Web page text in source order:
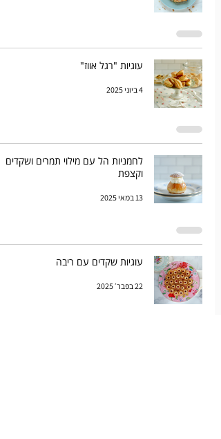
עוגיות "רגל אווז"
4 ביוני 2025
לחמניות הל עם מילוי תמרים ושקדים
וקצפת
13 במאי 2025
עוגיות שקדים עם ריבה
22 בפבר׳ 2025